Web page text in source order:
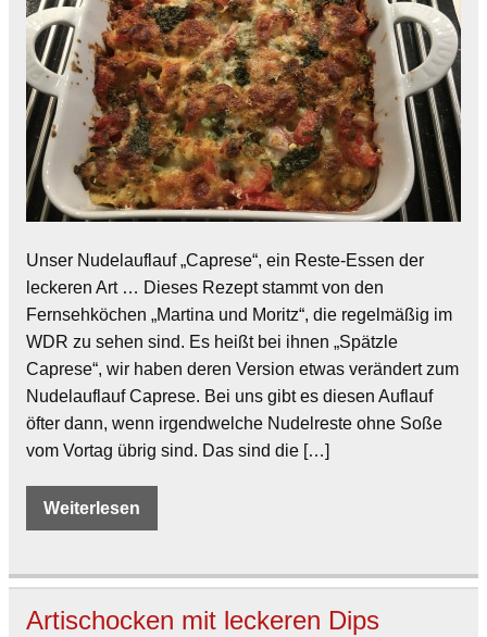
Unser Nudelauflauf „Caprese“, ein Reste-Essen der
leckeren Art … Dieses Rezept stammt von den
Fernsehköchen „Martina und Moritz“, die regelmäßig im
WDR zu sehen sind. Es heißt bei ihnen „Spätzle
Caprese“, wir haben deren Version etwas verändert zum
Nudelauflauf Caprese. Bei uns gibt es diesen Auflauf
öfter dann, wenn irgendwelche Nudelreste ohne Soße
vom Vortag übrig sind. Das sind die […]
Weiterlesen
Artischocken mit leckeren Dips